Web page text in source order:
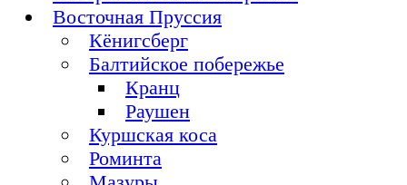
Восточная Пруссия
Кёнигсберг
Балтийское побережье
Кранц
Раушен
Куршская коса
Роминта